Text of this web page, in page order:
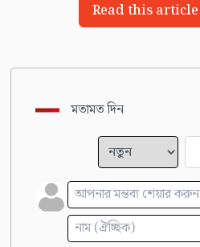
Read this
মতামত দিন